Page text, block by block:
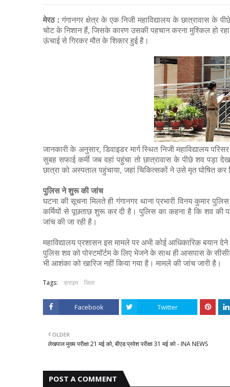
मेरठ : गंगानगर क्षेत्र के एक निजी महाविद्यालय के छात्रावास के
चोट के निशान हैं, जिसके कारण उसकी पहचान करना मुश्किल हो
ऊंचाई से गिरकर मौत के शिकार हुई है।
जानकारी के अनुसार, डिवाइडर मार्ग स्थित निजी महाविद्यालय
सुबह सफाई कर्मी जब वहां पहुंचा तो छात्रावास के पीछे शव पड़ा
छात्रा को अस्पताल पहुंचाया, जहां चिकित्सकों ने उसे मृत घोषित कर
पुलिस ने शुरू की जांच
घटना की सूचना मिलते ही गंगानगर थाना प्रभारी विनय कुमार
कर्मियों से पूछताछ शुरू कर दी है। पुलिस का कहना है कि शव की
जांच की जा रही है।
महाविद्यालय प्रशासन इस मामले पर अभी कोई आधिकारिक बयान देने
पुलिस शव को पोस्टमॉर्टम के लिए भेजने के साथ ही आसपास के
भी आशंका को खारिज नहीं किया गया है। मामले की जांच जारी है।
Tags: क्राइम जिला
Facebook Twitter
OLDER
लेखपाल मुख्य परीक्षा 21 मई को, बीएड प्रवेश परीक्षा 31 मई को - INA NEWS
POST A COMMENT